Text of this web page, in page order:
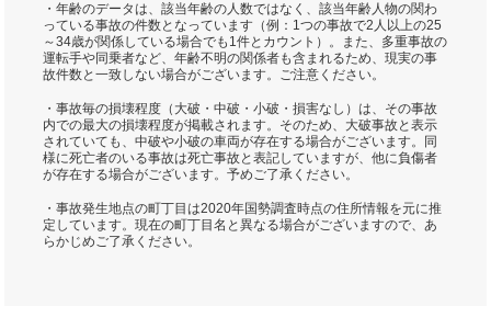
・年齢のデータは、該当年齢の人数ではなく、該当年齢人物の関わ
っている事故の件数となっています（例：1つの事故で2人以上の25
～34歳が関係している場合でも1件とカウント）。また、多重事故の
運転手や同乗者など、年齢不明の関係者も含まれるため、現実の事
故件数と一致しない場合がございます。ご注意ください。
・事故毎の損壊程度（大破・中破・小破・損害なし）は、その事故
内での最大の損壊程度が掲載されます。そのため、大破事故と表示
されていても、中破や小破の車両が存在する場合がございます。同
様に死亡者のいる事故は死亡事故と表記していますが、他に負傷者
が存在する場合がございます。予めご了承ください。
・事故発生地点の町丁目は2020年国勢調査時点の住所情報を元に推
定しています。現在の町丁目名と異なる場合がございますので、あ
らかじめご了承ください。